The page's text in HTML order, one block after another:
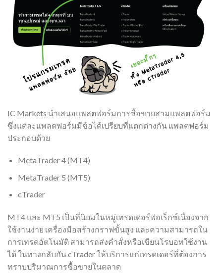
IC Markets นำเสนอแพลตฟอร์มการซื้อขายสามแพลตฟอร์ม
ซึ่งแต่ละแพลตฟอร์มมีข้อได้เปรียบที่แตกต่างกัน แพลตฟอร์ม
ประกอบด้วย
MetaTrader 4 (MT4)
MetaTrader 5 (MT5)
cTrader
MT4 และ MT5 เป็นที่นิยมในหมู่เทรดเดอร์ฟอเร็กซ์เนื่องจาก
ใช้งานง่าย เครื่องมือสร้างกราฟขั้นสูง และความสามารถใน
การเทรดอัตโนมัติ สามารถส่งคำสั่งหรือเขียนโรบอทใช้งาน
ได้ ในทางกลับกัน cTrader ให้บริการแก่เทรดเดอร์ที่ต้องการ
ทราบปริมาณการซื้อขายในตลาด